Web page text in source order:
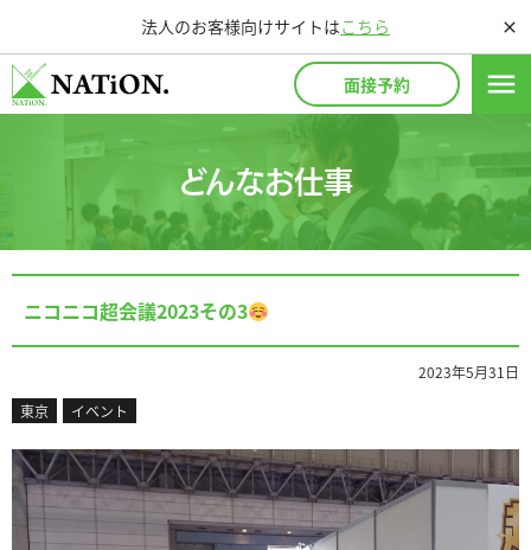
法人のお客様向けサイトはこちら close
面接予約 menu
どんなお仕事
ニコニコ超会議2023その3
2023年5月31日
東京
イベント